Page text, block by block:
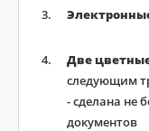
Две
следующим
- сделана не
документов